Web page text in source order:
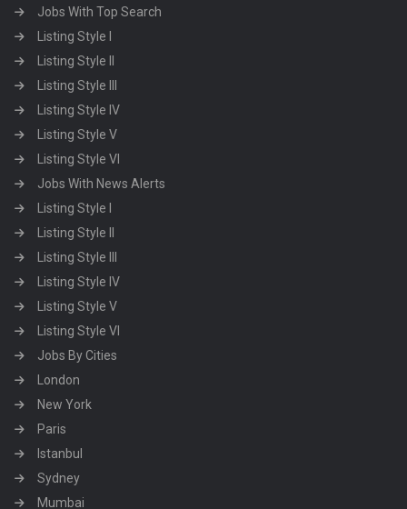
Jobs With Top Search
Listing Style I
Listing Style II
Listing Style III
Listing Style IV
Listing Style V
Listing Style VI
Jobs With News Alerts
Listing Style I
Listing Style II
Listing Style III
Listing Style IV
Listing Style V
Listing Style VI
Jobs By Cities
London
New York
Paris
Istanbul
Sydney
Mumbai